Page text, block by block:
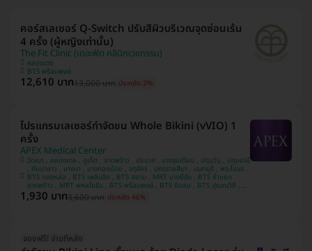
คอร์สเลเซอร์ Q-Switch ปรับสีผิวบริเวณจุดซ่อนเร้น
4 ครั้ง (ผู้หญิงเท่านั้น)
The Fit Clinic (เดอะฟิต คลินิกเวชกรรม)
คลองเตย
BTS พร้อมพงษ์
12,610 บาท13,000 บาท ประหยัด 3%
โปรแกรมเลเซอร์กำจัดขน Whole Bikini (vVIO) 1
ครั้ง
APEX Medical Center
วัฒนา , คลองเตย , ภูเก็ต , ลาดพร้าว , ประเวศ , บางขุนเทียน , ปทุมวัน , ปทุมธานี
, คันนายาว , บางนา , บางกอกน้อย , จตุจักร , นครราชสีมา , นนทบุรี , พระโขนง ,
บางรัก , ชลบุรี , ห้วยขวาง , เชียงใหม่ , พระนครศรีอยุธยา , สมุทรปราการ ,
ประจวบคีรีขันธ์ , บางคอแหลม , ยานนาวา , หลักสี่ , นครสวรรค์ , บางแค ,
BTS ทองหล่อ , BTS เพลินจิต , BTS สยาม , MRT บางยี่ขัน , BTS ห้าแยก
ลาดพร้าว , MRT พหลโยธิน , BTS พร้อมพงษ์ , BTS ชิดลม , BTS ปุณณวิถี ,
MRT สีลม , BTS ศาลาแดง , MRT พระราม 9 , MRT ลาดพร้าว 71 , MRT สาม
ย่าน , BTS นานา , MRT สุขุมวิท , BTS อโศก , BTS เจริญนคร , MRT สวนหลวง
1,930 บาท3,600 บาท ประหยัด 46%
จองฟรี! จ่ายทีหลัง